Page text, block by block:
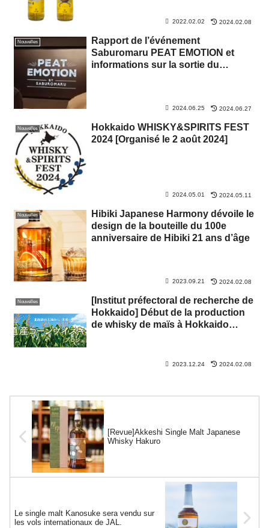
2022.02.02 2024.02.08
Nouvelles
Rapport de l’événement
Saburomaru PEAT EMOTION et
informations sur la sortie du
2024.06.25 2024.06.27
Nouvelles
Hokkaido WHISKY&SPIRITS FEST
2024 [Organisé le 2 août 2024]
2024.05.01 2024.05.11
Nouvelles
Hibiki Japanese Harmony dévoile le
design de la bouteille du 100e
anniversaire de Hibiki 21 ans d’âge
2023.09.21 2024.02.08
Nouvelles
[Institut préfectoral de recherche de
Hokkaido] Début de la production
de whisky de maïs à Hokkaido
2023.12.24 2024.02.08
[Revue]Akkeshi Single Malt Japanese
Whisky Hakuro
Le single malt Kanosuke sera vendu sur
les vols internationaux de JAL.